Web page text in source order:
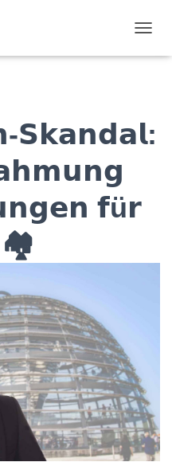
𝗦𝗸𝗮𝗻𝗱𝗮𝗹:
𝗳ü𝗿
🏘